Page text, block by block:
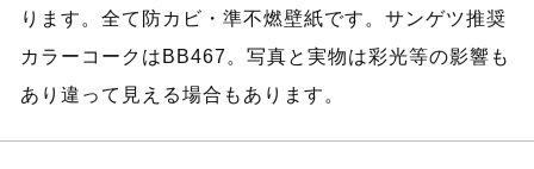
ります。全て防カビ・準不燃壁紙です。サンゲツ推奨
カラーコークはBB467。写真と実物は彩光等の影響も
あり違って見える場合もあります。